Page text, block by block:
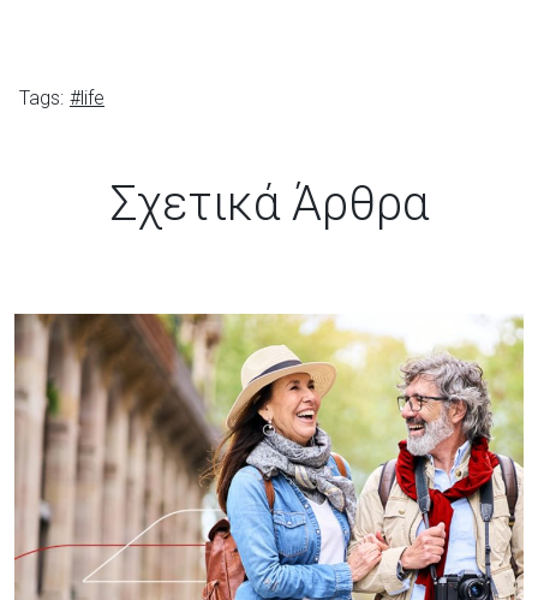
Tags: #life
Σχετικά Άρθρα